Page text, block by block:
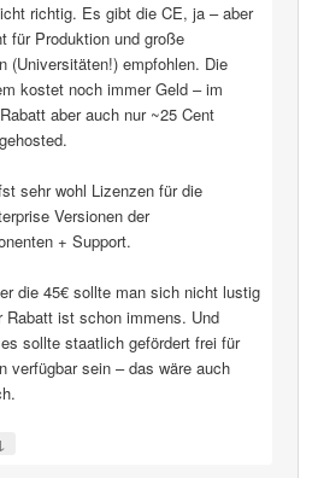
richtig. Es gibt die CE, ja – aber
für Produktion und große
(Universitäten!) empfohlen. Die
kostet noch immer Geld – im
aber auch nur ~25 Cent
sehr wohl Lizenzen für die
Versionen der
+ Support.
die 45€ sollte man sich nicht lustig
Rabatt ist schon immens. Und
sollte staatlich gefördert frei für
verfügbar sein – das wäre auch
↓